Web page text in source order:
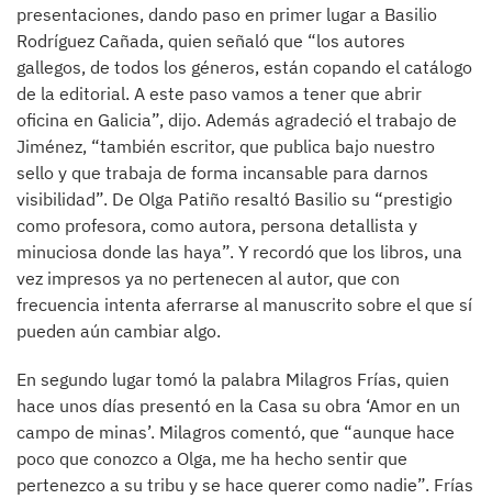
presentaciones, dando paso en primer lugar a Basilio
Rodríguez Cañada, quien señaló que “los autores
gallegos, de todos los géneros, están copando el catálogo
de la editorial. A este paso vamos a tener que abrir
oficina en Galicia”, dijo. Además agradeció el trabajo de
Jiménez, “también escritor, que publica bajo nuestro
sello y que trabaja de forma incansable para darnos
visibilidad”. De Olga Patiño resaltó Basilio su “prestigio
como profesora, como autora, persona detallista y
minuciosa donde las haya”. Y recordó que los libros, una
vez impresos ya no pertenecen al autor, que con
frecuencia intenta aferrarse al manuscrito sobre el que sí
pueden aún cambiar algo.
En segundo lugar tomó la palabra Milagros Frías, quien
hace unos días presentó en la Casa su obra ‘Amor en un
campo de minas’. Milagros comentó, que “aunque hace
poco que conozco a Olga, me ha hecho sentir que
pertenezco a su tribu y se hace querer como nadie”. Frías